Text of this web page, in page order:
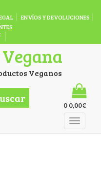
ENVÍOS Y DEVOLUCIONES
Veganos
0 0,00€